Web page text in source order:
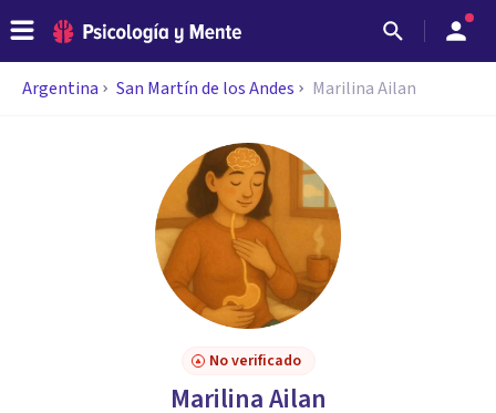
Argentina San Martín de los Andes Marilina Ailan
No verificado
Marilina Ailan